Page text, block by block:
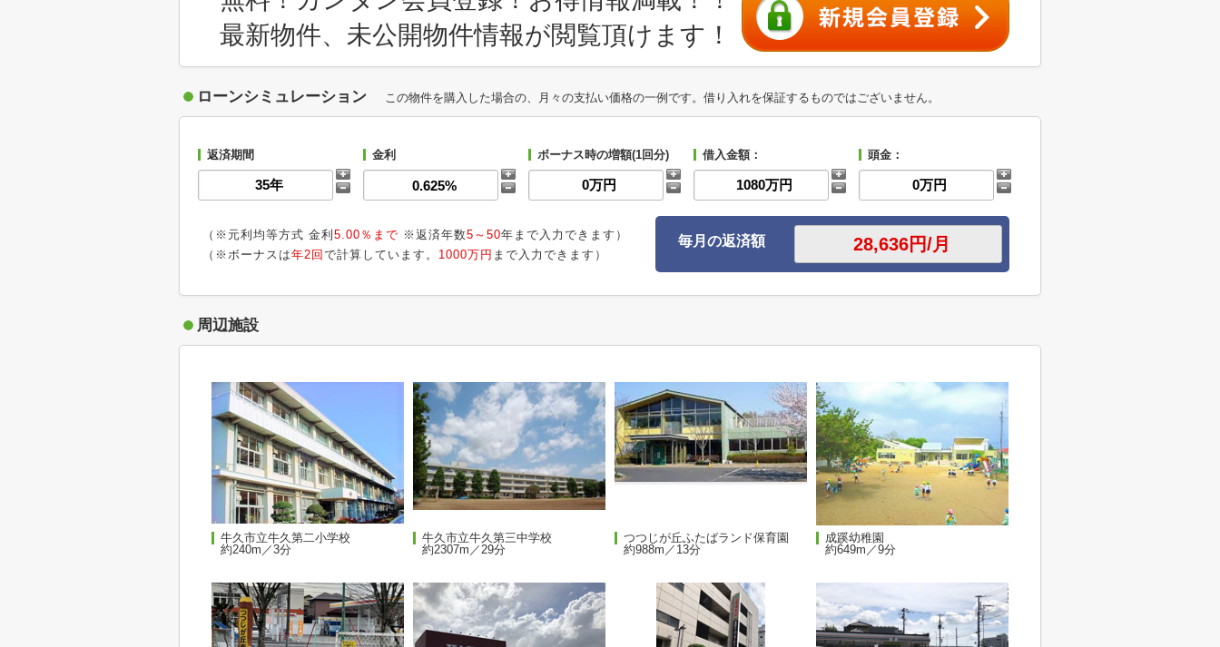
最新物件、未公開物件情報が閲覧頂けます！
ローンシミュレーション この物件を購入した場合の、月々の支払い価格の一例です。借り入れを保証するものではございません。
返済期間 金利 ボーナス時の増額(1回分) 借入金額： 頭金：
（※元利均等方式 金利 5.00％まで ※返済年数5～50年まで入力できます）
（※ボーナスは年2回 で計算しています。 1000万円 まで入力できます）
毎月の返済額
周辺施設
牛久市立牛久第二小学校
約240m／3分
牛久市立牛久第三中学校
約2307m／29分
つつじが丘ふたばランド保育園
約988m／13分
成蹊幼稚園
約649m／9分